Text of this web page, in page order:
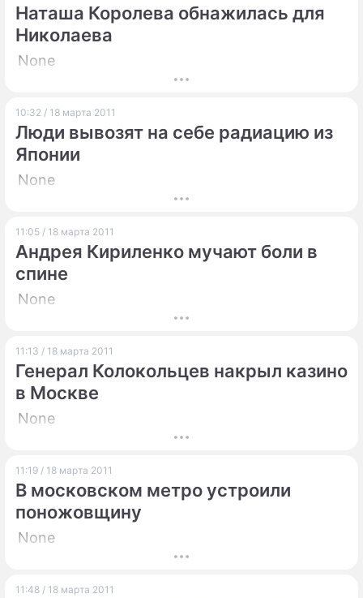
Наташа Королева обнажилась для
Николаева
None
10:32 / 18 марта 2011
Люди вывозят на себе радиацию из
Японии
None
11:05 / 18 марта 2011
Андрея Кириленко мучают боли в
спине
None
11:13 / 18 марта 2011
Генерал Колокольцев накрыл казино
в Москве
None
11:19 / 18 марта 2011
В московском метро устроили
поножовщину
None
11:48 / 18 марта 2011